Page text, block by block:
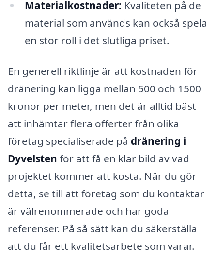
Materialkostnader: Kvaliteten på de
material som används kan också spela
en stor roll i det slutliga priset.
En generell riktlinje är att kostnaden för
dränering kan ligga mellan 500 och 1500
kronor per meter, men det är alltid bäst
att inhämtar flera offerter från olika
företag specialiserade på dränering i
Dyvelsten för att få en klar bild av vad
projektet kommer att kosta. När du gör
detta, se till att företag som du kontaktar
är välrenommerade och har goda
referenser. På så sätt kan du säkerställa
att du får ett kvalitetsarbete som varar.